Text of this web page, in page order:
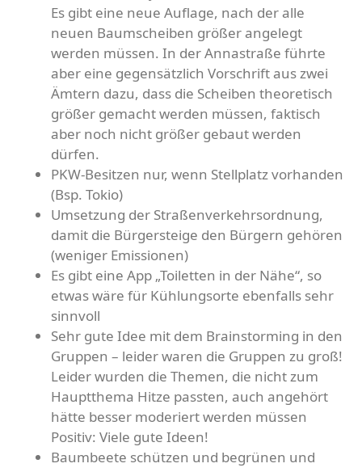
Es gibt eine neue Auflage, nach der alle
neuen Baumscheiben größer angelegt
werden müssen. In der Annastraße führte
aber eine gegensätzlich Vorschrift aus zwei
Ämtern dazu, dass die Scheiben theoretisch
größer gemacht werden müssen, faktisch
aber noch nicht größer gebaut werden
dürfen.
PKW-Besitzen nur, wenn Stellplatz vorhanden
(Bsp. Tokio)
Umsetzung der Straßenverkehrsordnung,
damit die Bürgersteige den Bürgern gehören
(weniger Emissionen)
Es gibt eine App „Toiletten in der Nähe“, so
etwas wäre für Kühlungsorte ebenfalls sehr
sinnvoll
Sehr gute Idee mit dem Brainstorming in den
Gruppen – leider waren die Gruppen zu groß!
Leider wurden die Themen, die nicht zum
Hauptthema Hitze passten, auch angehört
hätte besser moderiert werden müssen
Positiv: Viele gute Ideen!
Baumbeete schützen und begrünen und